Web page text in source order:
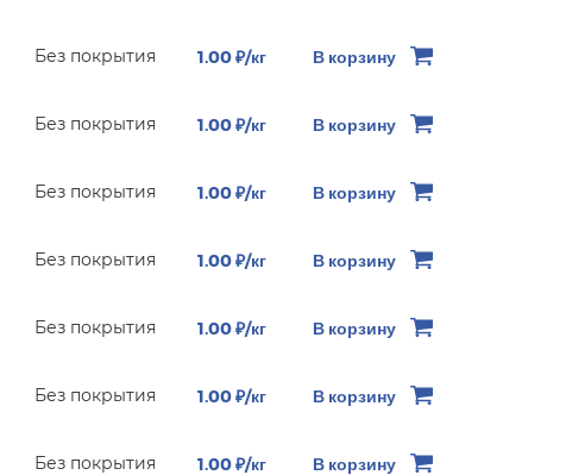
Без покрытия 1.00 ₽/кг В корзину
Без покрытия 1.00 ₽/кг В корзину
Без покрытия 1.00 ₽/кг В корзину
Без покрытия 1.00 ₽/кг В корзину
Без покрытия 1.00 ₽/кг В корзину
Без покрытия 1.00 ₽/кг В корзину
Без покрытия 1.00 ₽/кг В корзину